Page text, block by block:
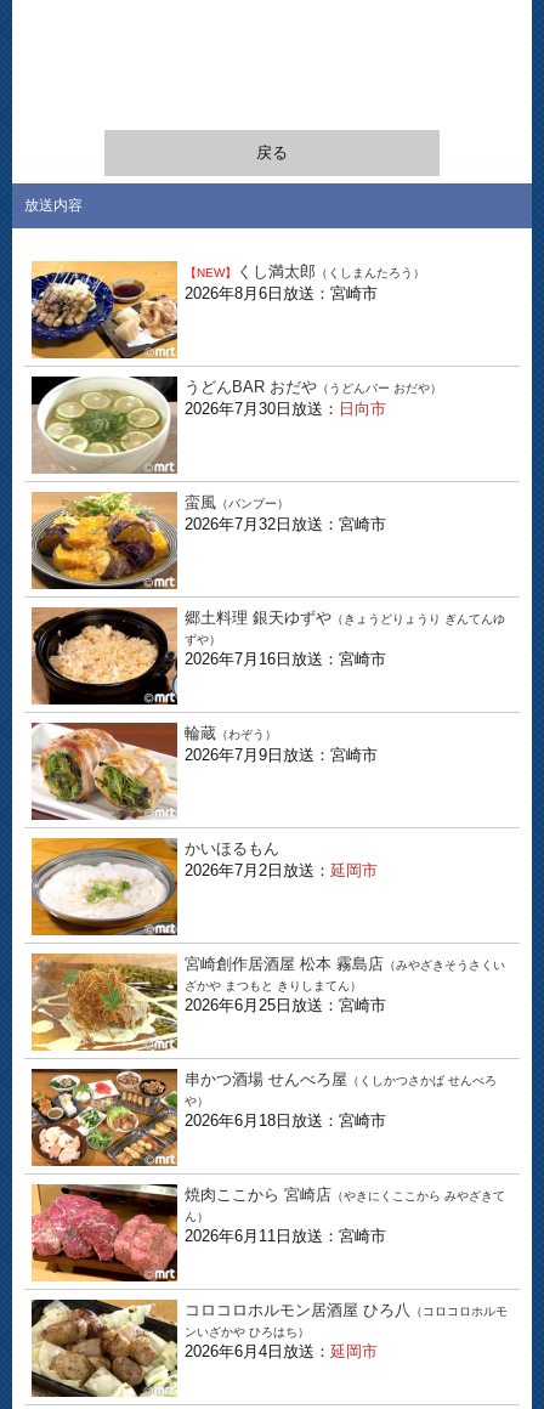
戻る
放送内容
【NEW】 くし満太郎 （くしまんたろう）
2026年8月6日放送：宮崎市
うどんBAR おだや （うどんバー おだや）
2026年7月30日放送： 日向市
蛮風 （バンブー）
2026年7月32日放送：宮崎市
郷土料理 銀天ゆずや （きょうどりょうり ぎんてんゆ
ずや）
2026年7月16日放送：宮崎市
輪蔵 （わぞう）
2026年7月9日放送：宮崎市
かいほるもん
2026年7月2日放送： 延岡市
宮崎創作居酒屋 松本 霧島店 （みやざきそうさくい
ざかや まつもと きりしまてん）
2026年6月25日放送：宮崎市
串かつ酒場 せんべろ屋 （くしかつさかば せんべろ
や）
2026年6月18日放送：宮崎市
焼肉ここから 宮崎店 （やきにくここから みやざきて
ん）
2026年6月11日放送：宮崎市
コロコロホルモン居酒屋 ひろ八 （コロコロホルモ
ンいざかや ひろはち）
2026年6月4日放送： 延岡市